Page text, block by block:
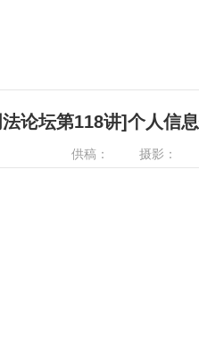
论坛第118讲]个人信
供稿： 摄影：